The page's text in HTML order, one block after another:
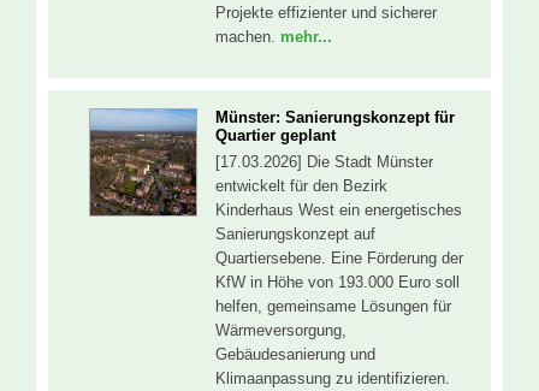
Projekte effizienter und sicherer
machen. mehr...
Münster: Sanierungskonzept für
Quartier geplant
[17.03.2026] Die Stadt Münster
entwickelt für den Bezirk
Kinderhaus West ein energetisches
Sanierungskonzept auf
Quartiersebene. Eine Förderung der
KfW in Höhe von 193.000 Euro soll
helfen, gemeinsame Lösungen für
Wärmeversorgung,
Gebäudesanierung und
Klimaanpassung zu identifizieren.